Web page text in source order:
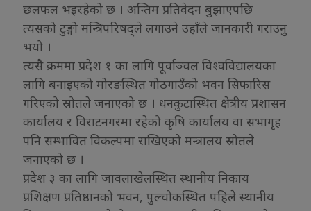
छलफल भइरहेको छ । अन्तिम प्रतिवेदन बुझाएपछि
त्यसको टुङ्गो मन्त्रिपरिषद्ले लगाउने उहाँले जानकारी गराउनु
भयो ।
त्यसै क्रममा प्रदेश १ का लागि पूर्वाञ्चल विश्वविद्यालयका
लागि बनाइएको मोरङस्थित गोठगाउँको भवन सिफारिस
गरिएको स्रोतले जनाएको छ । धनकुटास्थित क्षेत्रीय प्रशासन
कार्यालय र विराटनगरमा रहेको कृषि कार्यालय वा सभागृह
पनि सम्भावित विकल्पमा राखिएको मन्त्रालय स्रोतले
जनाएको छ ।
प्रदेश ३ का लागि जावलाखेलस्थित स्थानीय निकाय
प्रशिक्षण प्रतिष्ठानको भवन, पुल्चोकस्थित पहिले स्थानीय